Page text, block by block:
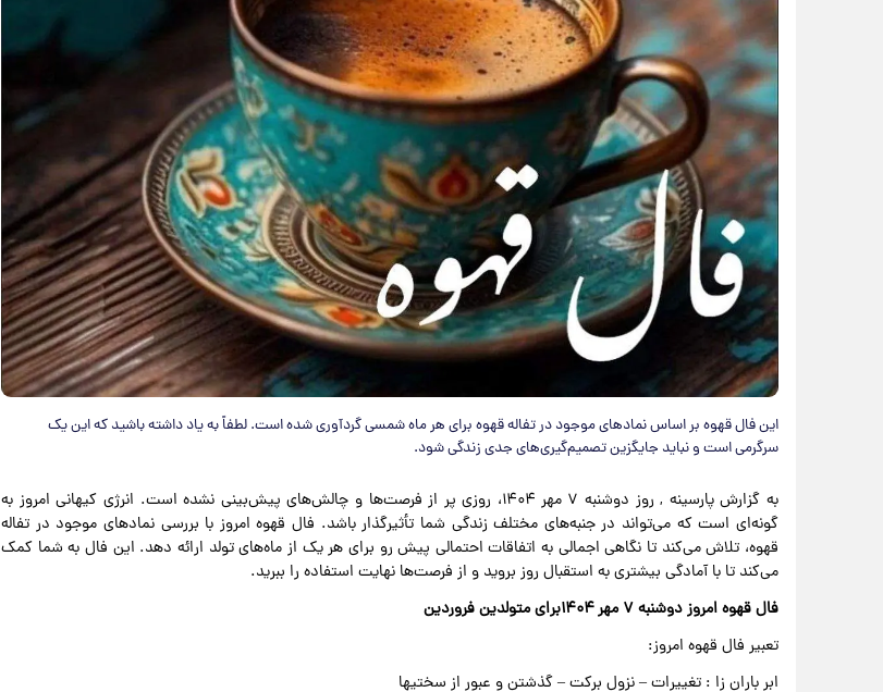
این فال قهوه بر اساس نمادهای موجود در تفاله قهوه برای هر ماه شمسی گردآوری شده است. لطفاً به یاد داشته باشید که این یک
سرگرمی است و نباید جایگزین تصمیم‌گیری‌های جدی زندگی شود.
به گزارش پارسینه , روز دوشنبه ۷ مهر ۱۴۰۴، روزی پر از فرصت‌ها و چالش‌های پیش‌بینی نشده است. انرژی کیهانی امروز به
گونه‌ای است که می‌تواند در جنبه‌های مختلف زندگی شما تأثیرگذار باشد. فال قهوه امروز با بررسی نمادهای موجود در تفاله
قهوه، تلاش می‌کند تا نگاهی اجمالی به اتفاقات احتمالی پیش رو برای هر یک از ماه‌های تولد ارائه دهد. این فال به شما کمک
می‌کند تا با آمادگی بیشتری به استقبال روز بروید و از فرصت‌ها نهایت استفاده را ببرید.
فال قهوه امروز دوشنبه ۷ مهر ۱۴۰۴برای متولدین فروردین
تعبیر فال قهوه امروز:
ابر باران زا : تغییرات – نزول برکت – گذشتن و عبور از سختیها